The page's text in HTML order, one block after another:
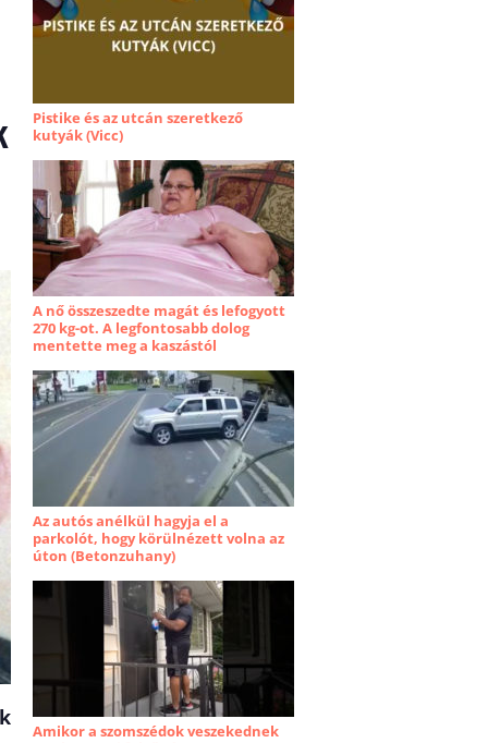
Pistike és az utcán szeretkező
kutyák (Vicc)
A nő összeszedte magát és lefogyott
270 kg-ot. A legfontosabb dolog
mentette meg a kaszástól
Az autós anélkül hagyja el a
parkolót, hogy körülnézett volna az
úton (Betonzuhany)
Amikor a szomszédok veszekednek